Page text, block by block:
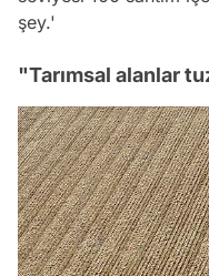
şey.'
"Tarımsal alanlar